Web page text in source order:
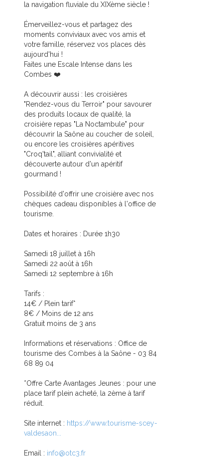
la navigation fluviale du XIXème siècle !
Émerveillez-vous et partagez des
moments conviviaux avec vos amis et
votre famille, réservez vos places dès
aujourd'hui !
Faites une Escale Intense dans les
Combes ❤️
A découvrir aussi : les croisières
"Rendez-vous du Terroir" pour savourer
des produits locaux de qualité, la
croisière repas "La Noctambule" pour
découvrir la Saône au coucher de soleil,
ou encore les croisières apéritives
"Croq'tail", alliant convivialité et
découverte autour d'un apéritif
gourmand !
Possibilité d'offrir une croisière avec nos
chèques cadeau disponibles à l'office de
tourisme.
Dates et horaires : Durée 1h30
Samedi 18 juillet à 16h
Samedi 22 août à 16h
Samedi 12 septembre à 16h
Tarifs :
14€ / Plein tarif*
8€ / Moins de 12 ans
Gratuit moins de 3 ans
Informations et réservations : Office de
tourisme des Combes à la Saône - 03 84
68 89 04
*Offre Carte Avantages Jeunes : pour une
place tarif plein acheté, la 2ème à tarif
réduit.
Site internet : https://www.tourisme-scey-
valdesaon...
Email : info@otc3.fr